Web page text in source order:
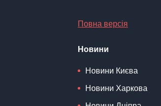
Повна версія
Новини
Новини Києва
Новини Харкова